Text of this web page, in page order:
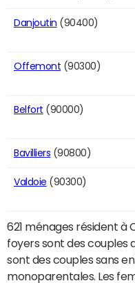
Danjoutin (90400)
Offemont (90300)
Belfort (90000)
Bavilliers (90800)
Valdoie (90300)
621 ménages résident à
foyers sont des couples
sont des couples sans
monoparentales. Les